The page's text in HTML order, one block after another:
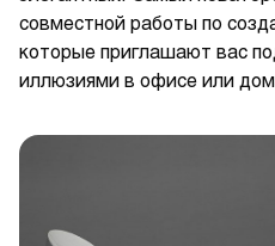
совместной работы по
которые приглашают вас
иллюзиями в офисе или